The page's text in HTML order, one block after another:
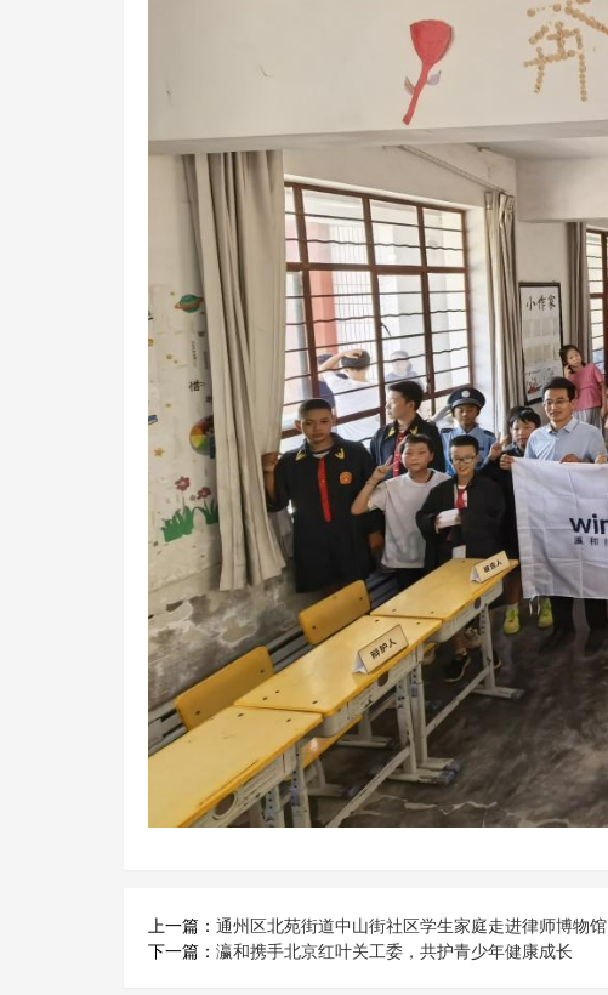
上一篇： 通州区北苑街道中山街社区学生家庭走进律师博物馆
下一篇： 瀛和携手北京红叶关工委，共护青少年健康成长